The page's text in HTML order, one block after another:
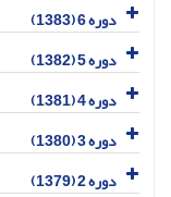
دوره 6 (1383)
دوره 5 (1382)
دوره 4 (1381)
دوره 3 (1380)
دوره 2 (1379)